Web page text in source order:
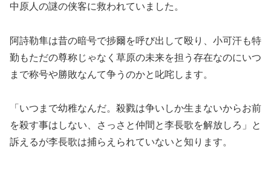
中原人の謎の侠客に救われていました。
阿詩勒隼は昔の暗号で捗爾を呼び出して殴り、小可汗も特
勤もただの尊称じゃなく草原の未来を担う存在なのにいつ
まで称号や勝敗なんて争うのかと叱咤します。
「いつまで幼稚なんだ。殺戮は争いしか生まないからお前
を殺す事はしない、さっさと仲間と李長歌を解放しろ」と
訴えるが李長歌は捕らえられていないと知ります。